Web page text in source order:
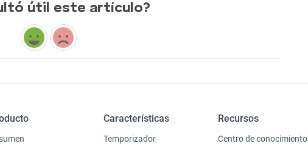
útil este artículo?
Características
Temporizador
Recursos
Centro de conocimiento